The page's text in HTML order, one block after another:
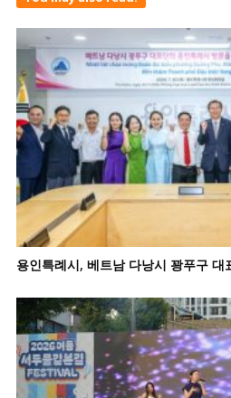
용인특례시, 베트남 다낭시 꽝푸구 대